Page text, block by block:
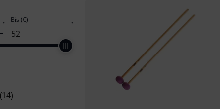
Bis (€)
(14)